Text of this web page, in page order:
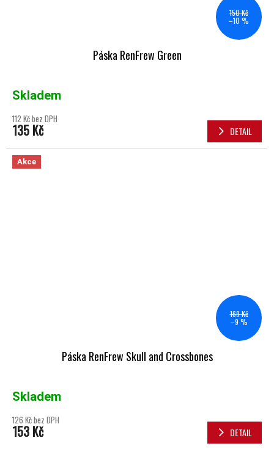
150 Kč
–10 %
Páska RenFrew Green
Skladem
112 Kč bez DPH
135 Kč DETAIL
Akce
169 Kč
–9 %
Páska RenFrew Skull and Crossbones
Skladem
126 Kč bez DPH
153 Kč DETAIL